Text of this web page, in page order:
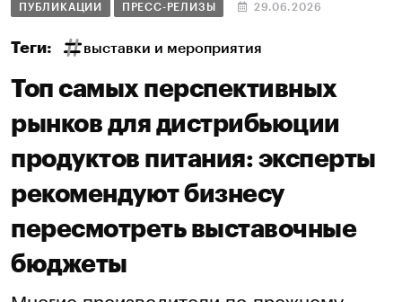
ПУБЛИКАЦИИ ПРЕСС-РЕЛИЗЫ 29.06.2026
Теги: выставки и мероприятия
Топ самых перспективных
рынков для дистрибьюции
продуктов питания: эксперты
рекомендуют бизнесу
пересмотреть выставочные
бюджеты